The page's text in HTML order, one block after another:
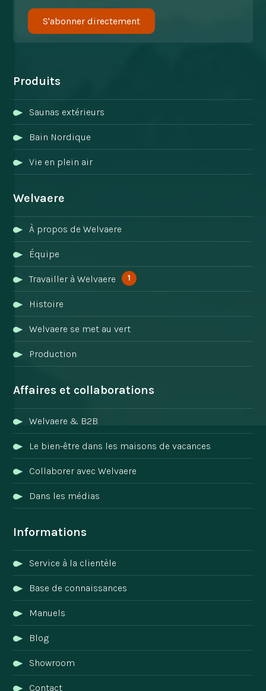
S'abonner directement
Produits
Saunas extérieurs
Bain Nordique
Vie en plein air
Welvaere
À propos de Welvaere
Équipe
Travailler à Welvaere 1
Histoire
Welvaere se met au vert
Production
Affaires et collaborations
Welvaere & B2B
Le bien-être dans les maisons de vacances
Collaborer avec Welvaere
Dans les médias
Informations
Service à la clientèle
Base de connaissances
Manuels
Blog
Showroom
Contact